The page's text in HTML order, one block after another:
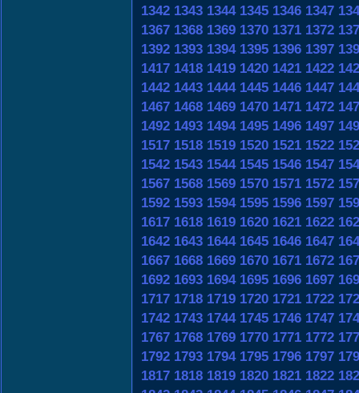
1342 1343 1344 1345 1346 1347
1367 1368 1369 1370 1371 1372
1392 1393 1394 1395 1396 1397
1417 1418 1419 1420 1421 1422
1442 1443 1444 1445 1446 1447
1467 1468 1469 1470 1471 1472
1492 1493 1494 1495 1496 1497
1517 1518 1519 1520 1521 1522
1542 1543 1544 1545 1546 1547
1567 1568 1569 1570 1571 1572
1592 1593 1594 1595 1596 1597
1617 1618 1619 1620 1621 1622
1642 1643 1644 1645 1646 1647
1667 1668 1669 1670 1671 1672
1692 1693 1694 1695 1696 1697
1717 1718 1719 1720 1721 1722
1742 1743 1744 1745 1746 1747
1767 1768 1769 1770 1771 1772
1792 1793 1794 1795 1796 1797
1817 1818 1819 1820 1821 1822